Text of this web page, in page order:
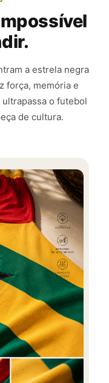
a estrela negra
força, memória e
o futebol
de cultura.